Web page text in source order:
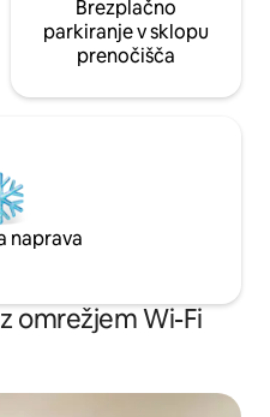
Brezplačno
parkiranje v sklopu
prenočišča
naprava
omrežjem Wi-Fi